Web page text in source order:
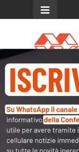
Menu
Valore,